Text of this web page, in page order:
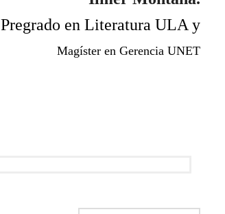
Pregrado en Literatura ULA y
Magíster en Gerencia UNET